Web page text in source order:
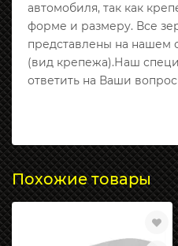
автомобиля, так как
форме и размеру. Все
представлены на нашем
(вид крепежа).Наш
ответить на Ваши
Похожие товары